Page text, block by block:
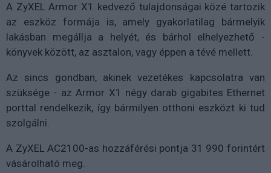
A ZyXEL Armor X1 kedvező tulajdonságai közé tartozik
az eszköz formája is, amely gyakorlatilag bármelyik
lakásban megállja a helyét, és bárhol elhelyezhető -
könyvek között, az asztalon, vagy éppen a tévé mellett.
Az sincs gondban, akinek vezetékes kapcsolatra van
szüksége - az Armor X1 négy darab gigabites Ethernet
porttal rendelkezik, így bármilyen otthoni eszközt ki tud
szolgálni.
A ZyXEL AC2100-as hozzáférési pontja 31 990 forintért
vásárolható meg.